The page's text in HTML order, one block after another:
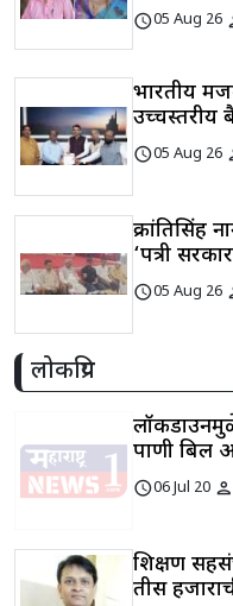
schedule05 Aug 26
भारतीय
उच्चस्तरीय
schedule05 Aug 26
क्रांतिसिंह
‘पत्री
schedule05 Aug 26
लोकप्रिय
लॉकडाउनमुळे
पाणी बिल
schedule06 Jul 20 person
शिक्षण
तीस